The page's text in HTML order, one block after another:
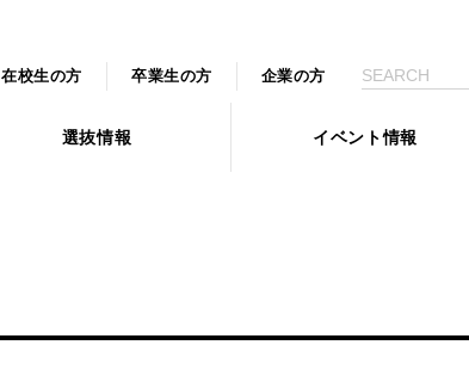
在校生の方 卒業生の方 企業の方
選抜情報 イベント情報